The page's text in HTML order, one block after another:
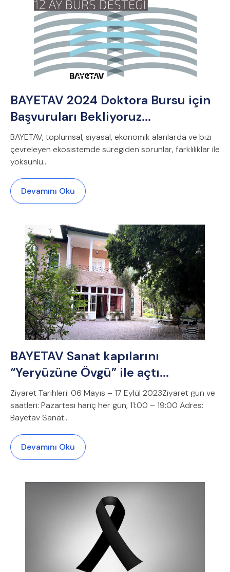
BAYETAV 2024 Doktora Bursu için
Başvuruları Bekliyoruz...
BAYETAV, toplumsal, siyasal, ekonomik alanlarda ve bizi
çevreleyen ekosistemde süregiden sorunlar, farklılıklar ile
yoksunlu...
Devamını Oku
BAYETAV Sanat kapılarını
“Yeryüzüne Övgü” ile açtı...
Ziyaret Tarihleri: 06 Mayıs – 17 Eylül 2023Ziyaret gün ve
saatleri: Pazartesi hariç her gün, 11:00 – 19:00 Adres:
Bayetav Sanat...
Devamını Oku